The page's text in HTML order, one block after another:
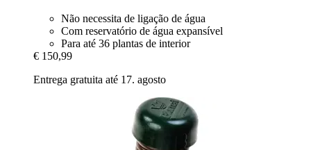
Não necessita de ligação de água
Com reservatório de água expansível
Para até 36 plantas de interior
€ 150,99
Entrega gratuita até 17. agosto